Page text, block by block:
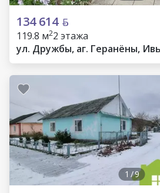
134 614
119.8 м22 этажа
ул. Дружбы, аг. Геранёны,
1 /9